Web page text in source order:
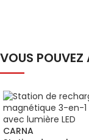
VOUS POUVEZ
CARNA